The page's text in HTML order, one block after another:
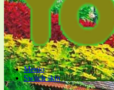
Меню
Switch skin